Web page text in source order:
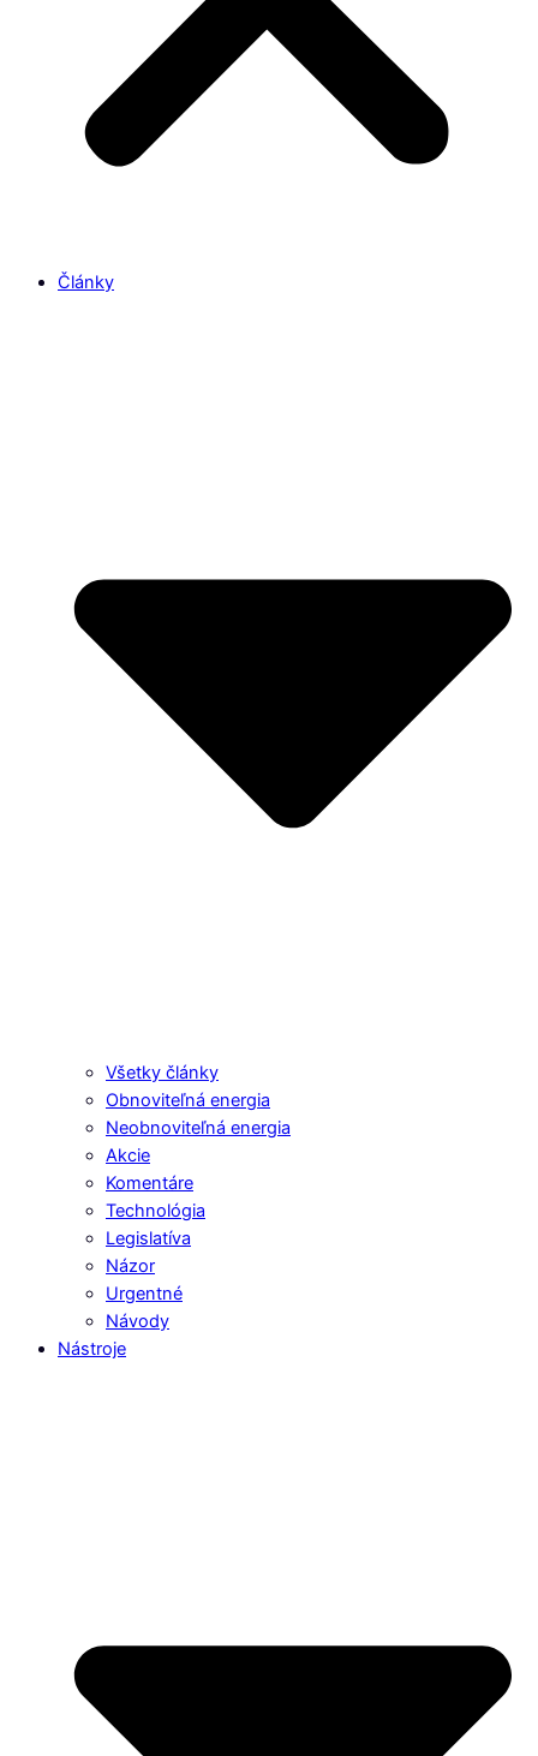
Články
Všetky články
Obnoviteľná energia
Neobnoviteľná energia
Akcie
Komentáre
Technológia
Legislatíva
Názor
Urgentné
Návody
Nástroje